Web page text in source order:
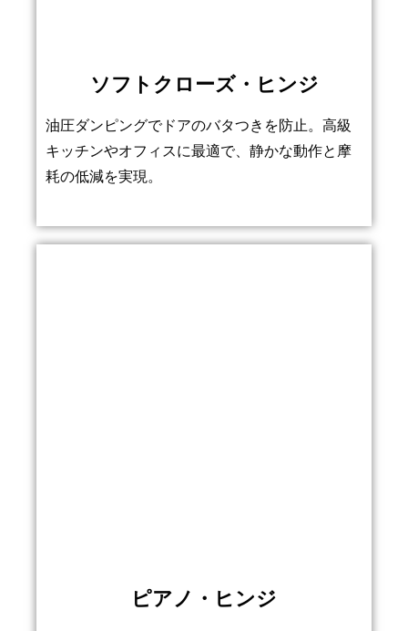
ソフトクローズ・ヒンジ
油圧ダンピングでドアのバタつきを防止。高級
キッチンやオフィスに最適で、静かな動作と摩
耗の低減を実現。
ピアノ・ヒンジ